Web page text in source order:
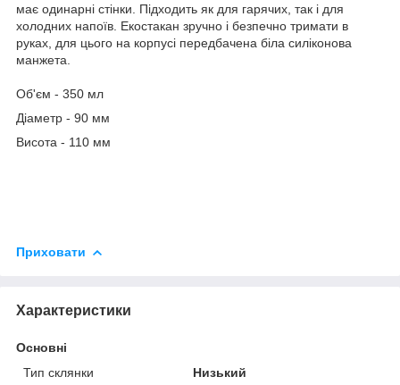
має одинарні стінки. Підходить як для гарячих, так і для
холодних напоїв. Екостакан зручно і безпечно тримати в
руках, для цього на корпусі передбачена біла силіконова
манжета.
Об'єм - 350 мл
Діаметр - 90 мм
Висота - 110 мм
Приховати
Характеристики
Основні
Тип склянки
Низький